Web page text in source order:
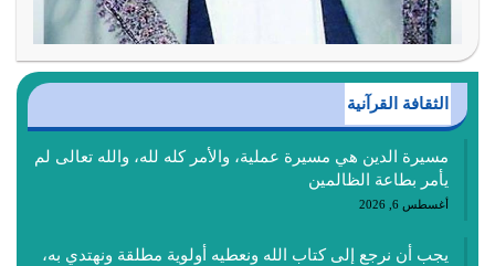
الثقافة القرآنية
مسيرة الدين هي مسيرة عملية، والأمر كله لله، والله تعالى لم
يأمر بطاعة الظالمين
أغسطس 6, 2026
يجب أن نرجع إلى كتاب الله ونعطيه أولوية مطلقة ونهتدي به،